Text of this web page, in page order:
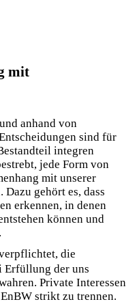
mit
anhand von
sind für
integren
jede Form von
mit unserer
gehört es, dass
erkennen, in denen
können und
die
Erfüllung der uns
Private Interessen
strikt zu trennen.